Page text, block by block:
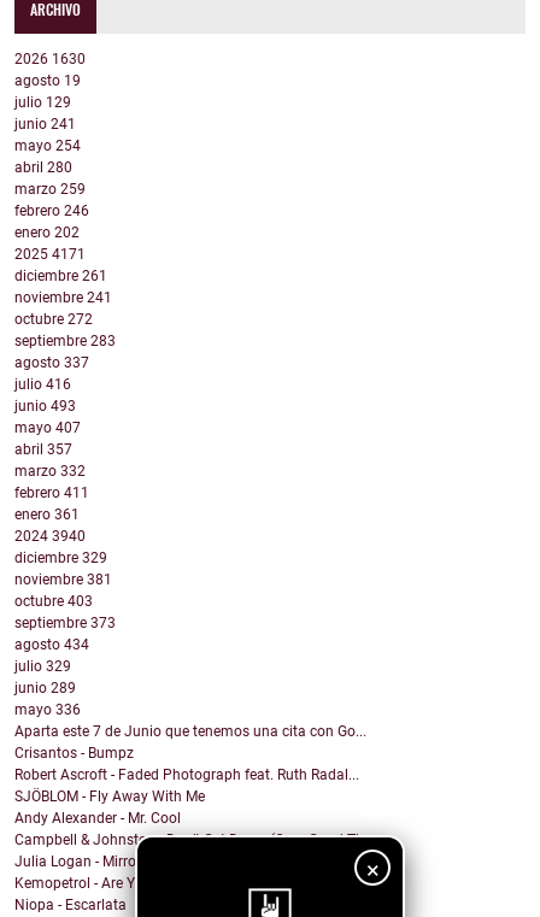
×
ARCHIVO
2026 1630
agosto 19
julio 129
junio 241
mayo 254
abril 280
marzo 259
febrero 246
enero 202
2025 4171
diciembre 261
noviembre 241
octubre 272
septiembre 283
agosto 337
julio 416
junio 493
mayo 407
abril 357
marzo 332
febrero 411
enero 361
2024 3940
diciembre 329
noviembre 381
octubre 403
septiembre 373
agosto 434
julio 329
junio 289
mayo 336
Aparta este 7 de Junio que tenemos una cita con Go...
Crisantos - Bumpz
Robert Ascroft - Faded Photograph feat. Ruth Radal...
SJÖBLOM - Fly Away With Me
Andy Alexander - Mr. Cool
Campbell & Johnston - Don’t Get Down (On a Good Th...
Julia Logan - Mirrors
Kemopetrol - Are You Coming Home?
Niopa - Escarlata